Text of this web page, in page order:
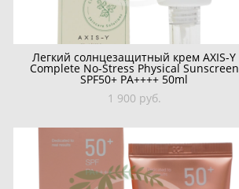
Легкий солнцезащитный крем AXIS-Y
Complete No-Stress Physical Sunscreen
SPF50+ PA++++ 50ml
1 900 pуб.